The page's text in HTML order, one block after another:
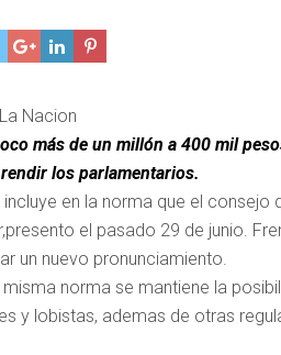
Nacion
más de un millón a 400 mil
los parlamentarios.
incluye en la norma que el consejo
el pasado 29 de junio.
un nuevo pronunciamiento.
misma norma se mantiene la
y lobistas, ademas de otras